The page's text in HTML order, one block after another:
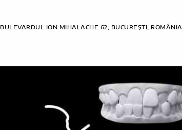
BULEVARDUL ION MIHALACHE 62, BUCUREȘTI, ROMÂNIA